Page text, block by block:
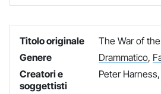
Titolo originale
The War of
Genere
Drammatico,
Creatori e
soggettisti
Peter